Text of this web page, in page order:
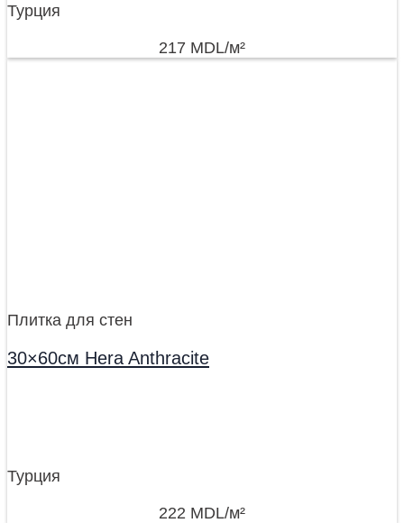
Турция
217 MDL/м²
Плитка для стен
30×60см Hera Anthracite
Турция
222 MDL/м²